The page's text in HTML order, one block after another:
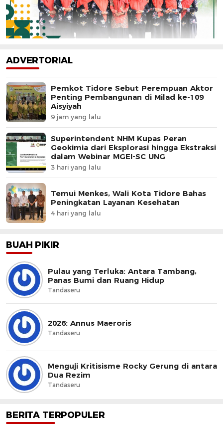
ADVERTORIAL
Pemkot Tidore Sebut Perempuan Aktor
Penting Pembangunan di Milad ke-109
Aisyiyah
9 jam yang lalu
Superintendent NHM Kupas Peran
Geokimia dari Eksplorasi hingga Ekstraksi
dalam Webinar MGEI-SC UNG
3 hari yang lalu
Temui Menkes, Wali Kota Tidore Bahas
Peningkatan Layanan Kesehatan
4 hari yang lalu
BUAH PIKIR
Pulau yang Terluka: Antara Tambang,
Panas Bumi dan Ruang Hidup
Tandaseru
2026: Annus Maeroris
Tandaseru
Menguji Kritisisme Rocky Gerung di antara
Dua Rezim
Tandaseru
BERITA TERPOPULER